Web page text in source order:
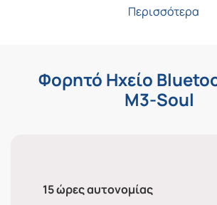
Περισσότερα
Φορητό Ηχείο
M3-Soul
15 ώρες αυτονομίας